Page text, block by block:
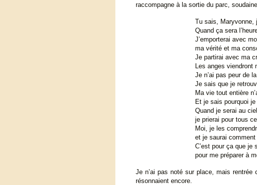
raccompagne à la sortie du parc,
Tu sais, Maryvonne,
Quand ça sera
J’emporterai avec
ma vérité et ma
Je partirai avec ma
Les anges viendront
Je n’ai pas peur de
Je sais que je
Ma vie tout entière
Et je sais pourquoi
Quand je serai au
je prierai pour tous
Moi, je les
et je saurai comment
C’est pour ça que je
pour me préparer à
Je n’ai pas noté sur place, mais
résonnaient encore.